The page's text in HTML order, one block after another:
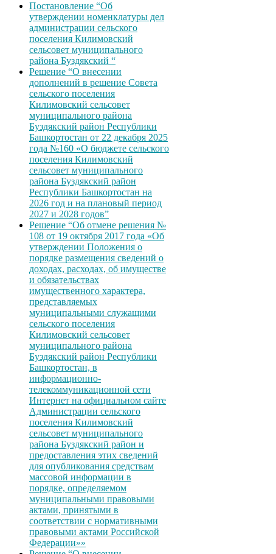
Постановление “Об
утверждении номенклатуры дел
администрации сельского
поселения Килимовский
сельсовет муниципального
района Буздякский “
Решение “О внесении
дополнений в решение Совета
сельского поселения
Килимовский сельсовет
муниципального района
Буздякский район Республики
Башкортостан от 22 декабря 2025
года №160 «О бюджете сельского
поселения Килимовский
сельсовет муниципального
района Буздякский район
Республики Башкортостан на
2026 год и на плановый период
2027 и 2028 годов”
Решение “Об отмене решения №
108 от 19 октября 2017 года «Об
утверждении Положения о
порядке размещения сведений о
доходах, расходах, об имуществе
и обязательствах
имущественного характера,
представляемых
муниципальными служащими
сельского поселения
Килимовский сельсовет
муниципального района
Буздякский район Республики
Башкортостан, в
информационно-
телекоммуникационной сети
Интернет на официальном сайте
Администрации сельского
поселения Килимовский
сельсовет муниципального
района Буздякский район и
предоставления этих сведений
для опубликования средствам
массовой информации в
порядке, определяемом
муниципальными правовыми
актами, принятыми в
соответствии с нормативными
правовыми актами Российской
Федерации»»